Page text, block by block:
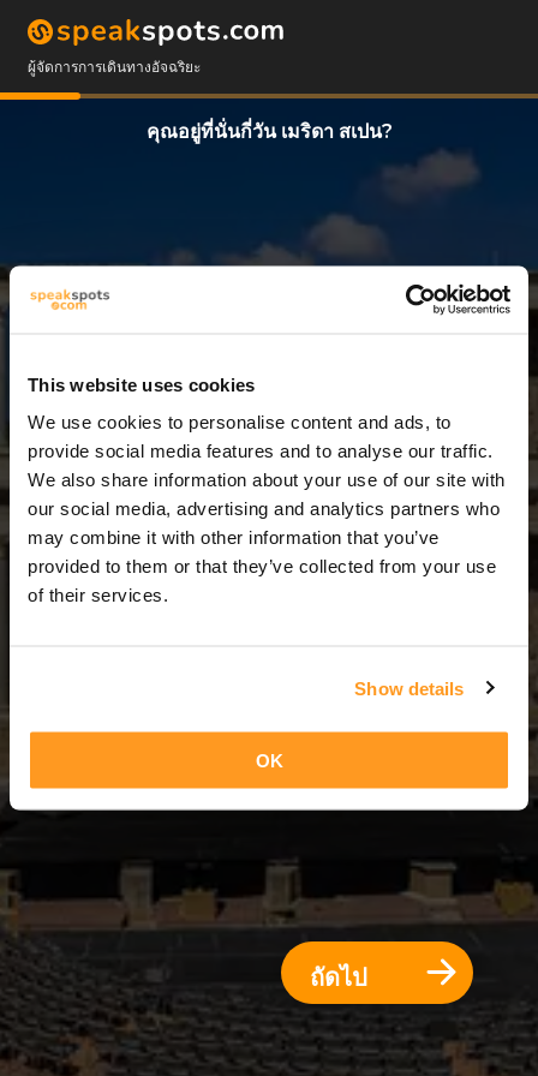
This website uses cookies
We use cookies to personalise content and ads, to
provide social media features and to analyse our traffic.
We also share information about your use of our site with
our social media, advertising and analytics partners who
may combine it with other information that you’ve
provided to them or that they’ve collected from your use
of their services.
Show details
OK
ผู้จัดการการเดินทางอัจฉริยะ
คุณอยู่ที่นั่นกี่วัน เมริดา สเปน?
2 วัน = 1 คืน
ถัดไป